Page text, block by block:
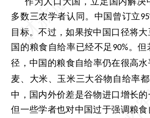
多数三农学者认同。中国曾订立
目标。不过，如果按中国口径将
国的粮食自给率已经不足 90%。但
径，中国的粮食自给率仍在很高水
麦、大米、玉米三大谷物自给率
中，国内外价差是谷物进口增长的
但一些学者也对中国过于强调粮